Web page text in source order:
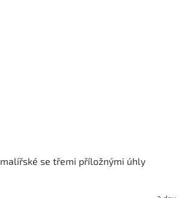
se třemi příložnými úhly